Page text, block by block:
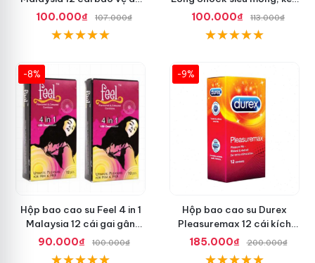
toàn tuyệt đối
100.000₫ 107.000₫
dài quan hệ thoải mái
100.000₫ 113.000₫
-8%
Hộp bao cao su Feel 4 in 1
Malaysia 12 cái gai gân
thắt dễ sử dụng
90.000₫ 100.000₫
-9%
Hộp bao cao su Durex
Pleasuremax 12 cái kích
thích tăng khoái cảm
185.000₫ 200.000₫